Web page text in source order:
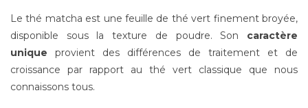
Le thé matcha est une feuille de thé vert finement broyée,
disponible sous la texture de poudre. Son caractère
unique provient des différences de traitement et de
croissance par rapport au thé vert classique que nous
connaissons tous.